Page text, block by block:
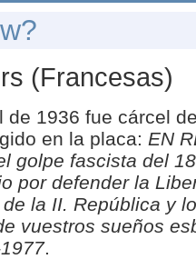
(Francesas)
de 1936 fue cárcel
en la placa: EN
golpe fascista del
por defender la
la II. República y
vuestros sueños
.